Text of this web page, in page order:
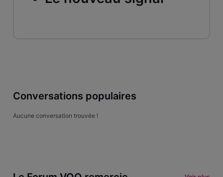
Conversations populaires
Aucune conversation trouvée !